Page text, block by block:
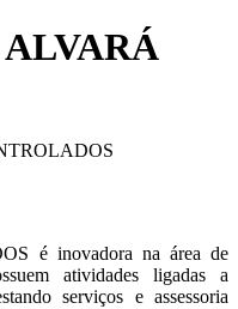
é inovadora na área de
atividades ligadas a
serviços e assessoria